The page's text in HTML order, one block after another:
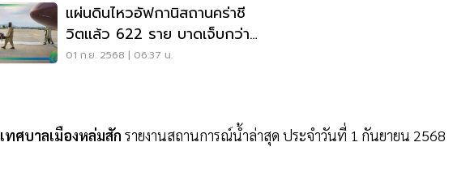
แผ่นดินไหวอัฟกานิสถานคร่าชี
วิตเเล้ว 622 ราย บาดเจ็บกว่า
1,500 คน
01 ก.ย. 2568 | 06:37 น.
ทศบาลเมืองหล่มสัก รายงานสถานการณ์น้ำล่าสุด ประจำวันที่ 1 กันยายน 2568